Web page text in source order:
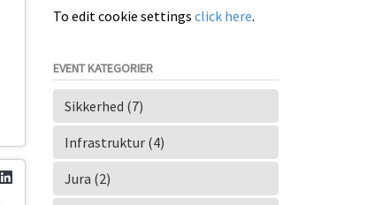
To edit cookie settings click here.
EVENT KATEGORIER
Sikkerhed (7)
Infrastruktur (4)
Jura (2)